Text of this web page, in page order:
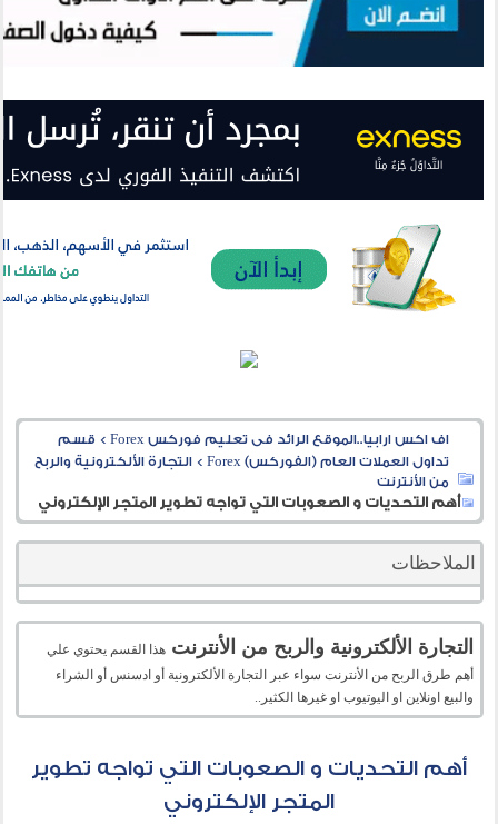
اف اكس ارابيا..الموقع الرائد فى تعليم فوركس Forex > قسم
تداول العملات العام (الفوركس) Forex
>التجارة الألكترونية والربح
من الأنترنت
أهم التحديات و الصعوبات التي تواجه تطوير المتجر الإلكتروني
الملاحظات
التجارة الألكترونية والربح من الأنترنت هذا القسم يحتوي علي
أهم طرق الربح من الأنترنت سواء عبر التجارة الألكترونية أو ادسنس أو الشراء
والبيع اونلاين او اليوتيوب او غيرها الكثير..
أهم التحديات و الصعوبات التي تواجه تطوير
المتجر الإلكتروني